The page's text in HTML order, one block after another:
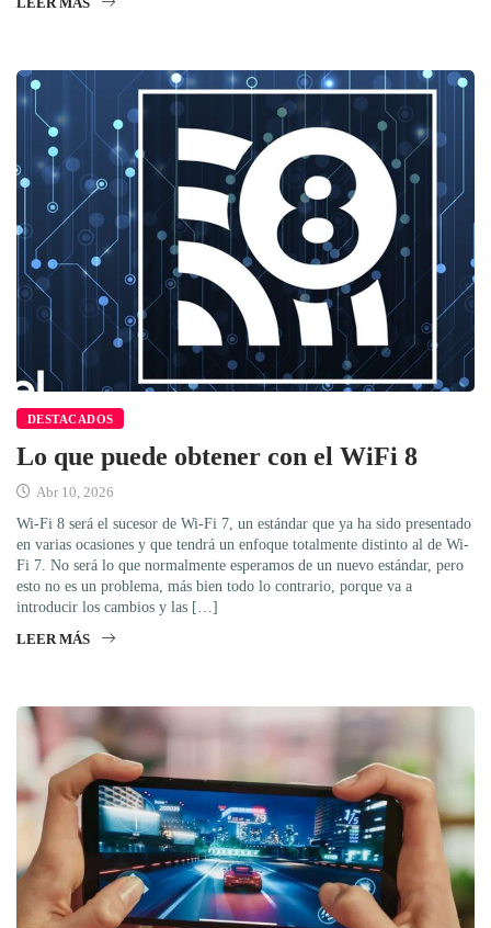
DESTACADOS
Lo que puede obtener con el WiFi 8
Abr 10, 2026
Wi-Fi 8 será el sucesor de Wi-Fi 7, un estándar que ya ha sido presentado
en varias ocasiones y que tendrá un enfoque totalmente distinto al de Wi-
Fi 7. No será lo que normalmente esperamos de un nuevo estándar, pero
esto no es un problema, más bien todo lo contrario, porque va a
introducir los cambios y las […]
LEER MÁS